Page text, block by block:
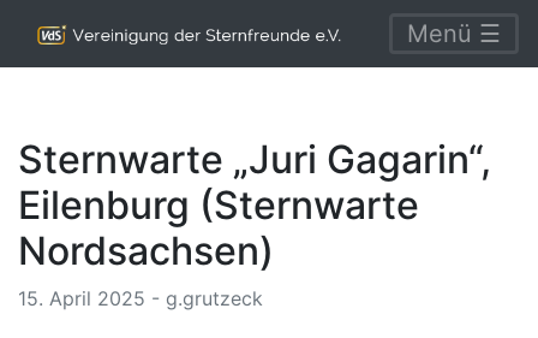
Menü ☰
Sternwarte „Juri Gagarin“,
Eilenburg (Sternwarte
Nordsachsen)
15. April 2025 - g.grutzeck